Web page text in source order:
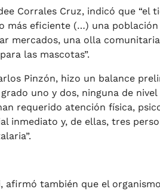
Corrales Cruz, indicó que “el
más eficiente (…) una
mercados, una olla
las mascotas”.
Pinzón, hizo un balance
uno y dos, ninguna de
requerido atención física,
inmediato y, de ellas, tres
afirmó también que el